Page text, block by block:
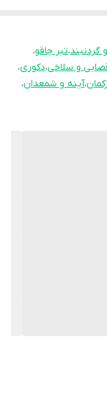
گردنبند،تبر چاقو،
و سلاخی،دکوری،
،آینه و شمعدان،